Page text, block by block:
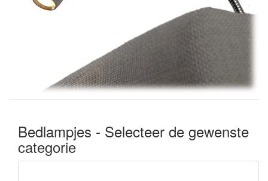
Bedlampjes - Selecteer de gewenste
categorie